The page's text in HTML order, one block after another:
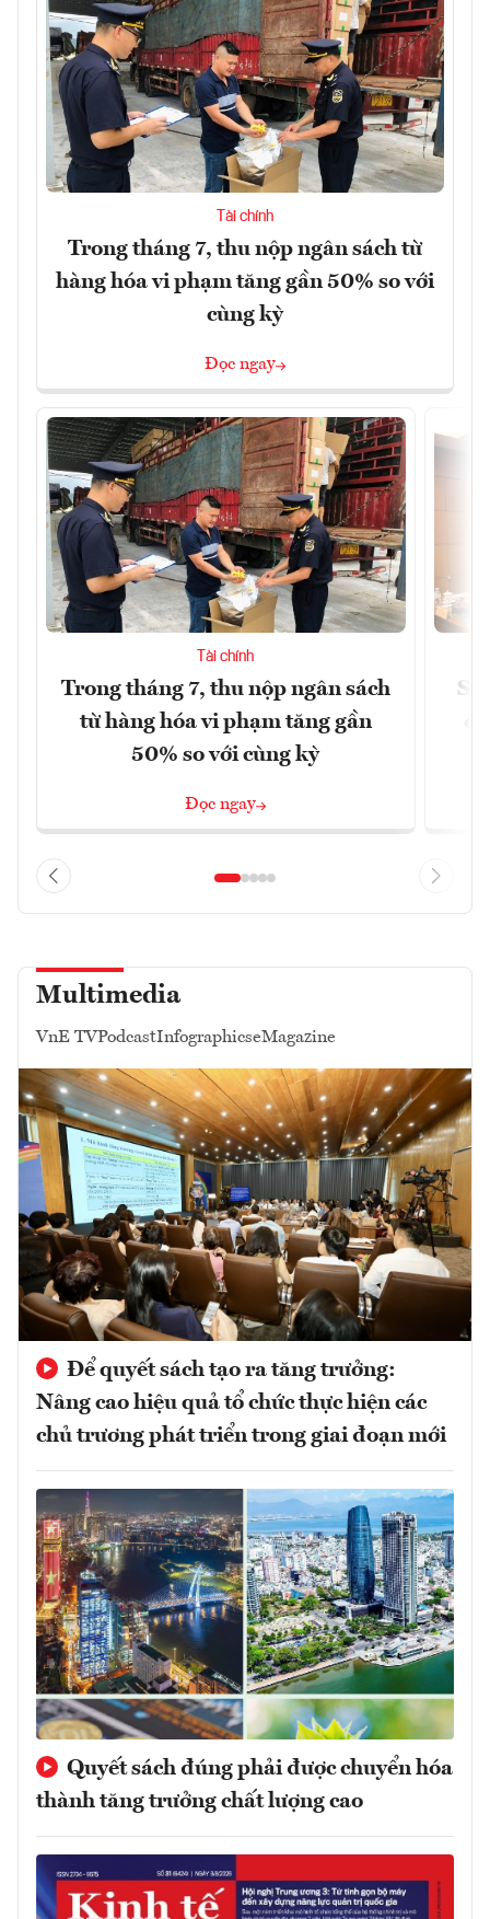
Tài chính
Trong tháng 7, thu nộp ngân sách từ
hàng hóa vi phạm tăng gần 50% so với
cùng kỳ
Đọc ngay
Tài chính
Trong tháng 7, thu nộp ngân sách
từ hàng hóa vi phạm tăng gần
50% so với cùng kỳ
Đọc ngay
Multimedia
VnE TVPodcastInfographicseMagazine
Để quyết sách tạo ra tăng trưởng:
Nâng cao hiệu quả tổ chức thực hiện các
chủ trương phát triển trong giai đoạn mới
Quyết sách đúng phải được chuyển hóa
thành tăng trưởng chất lượng cao